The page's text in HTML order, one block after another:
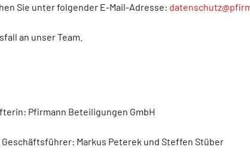
Sie unter folgender E-Mail-Adresse:
an unser Team.
Pfirmann Beteiligungen GmbH
Markus Peterek und Steffen Stüber